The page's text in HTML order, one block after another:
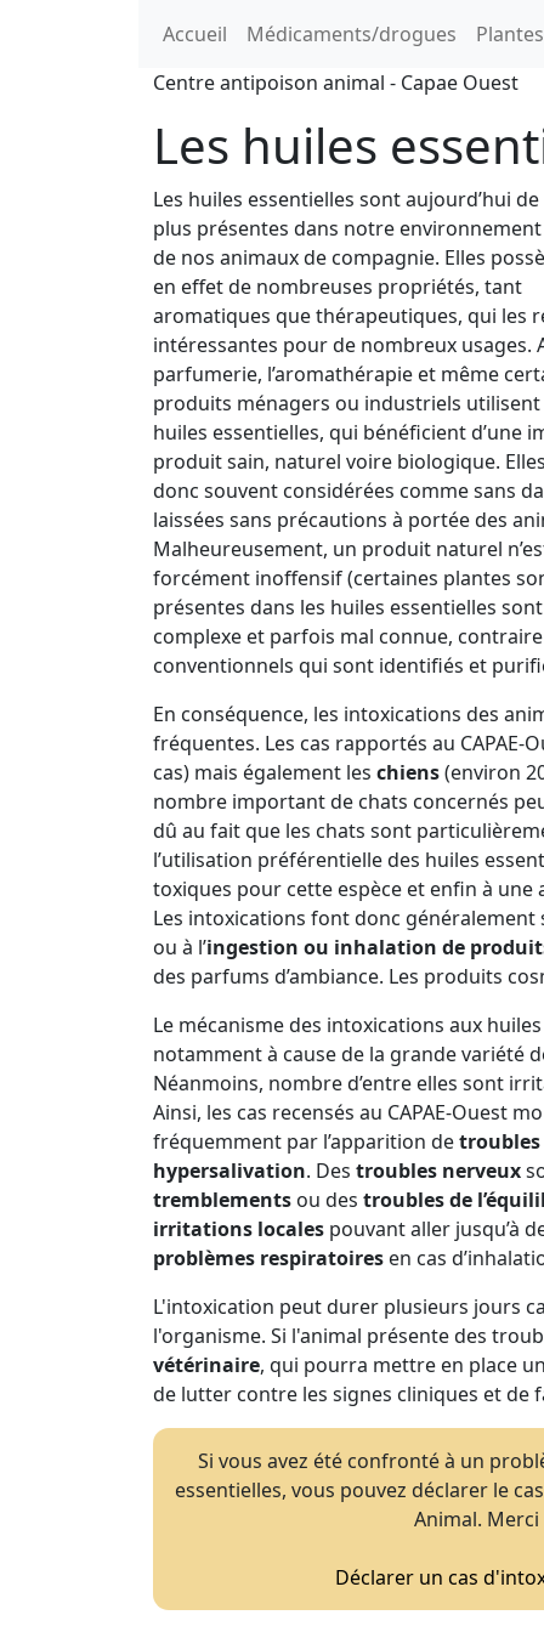
Accueil Médicaments/drogues
Centre antipoison animal - Capae Ouest
Les huiles
Les huiles essentielles sont aujourd’hui
plus présentes dans notre
de nos animaux de compagnie. Elles
en effet de nombreuses propriétés, tant
aromatiques que thérapeutiques, qui les
intéressantes pour de nombreux usages.
parfumerie, l’aromathérapie et même
produits ménagers ou industriels utilisent
huiles essentielles, qui bénéficient d’une
produit sain, naturel voire biologique.
donc souvent considérées comme sans
laissées sans précautions à portée des
Malheureusement, un produit naturel
forcément inoffensif (certaines plantes
présentes dans les huiles essentielles
complexe et parfois mal connue,
conventionnels qui sont identifiés et
En conséquence, les intoxications des
fréquentes. Les cas rapportés au
cas) mais également les chiens(environ
nombre important de chats concernés
dû au fait que les chats sont
l’utilisation préférentielle des huiles
toxiques pour cette espèce et enfin à
Les intoxications font donc généralement
ou à l’ingestion ou inhalation de
des parfums d’ambiance. Les produits
Le mécanisme des intoxications aux
notamment à cause de la grande variété
Néanmoins, nombre d’entre elles sont
Ainsi, les cas recensés au CAPAE-Ouest
fréquemment par l’apparition de
hypersalivation. Des troubles nerveux
tremblements ou des troubles de
irritations locales pouvant aller jusqu’à
problèmes respiratoires en cas
L'intoxication peut durer plusieurs jours
l'organisme. Si l'animal présente des
vétérinaire, qui pourra mettre en place
de lutter contre les signes cliniques et de
Si vous avez été confronté à un
essentielles, vous pouvez déclarer le
Animal.
Déclarer un cas